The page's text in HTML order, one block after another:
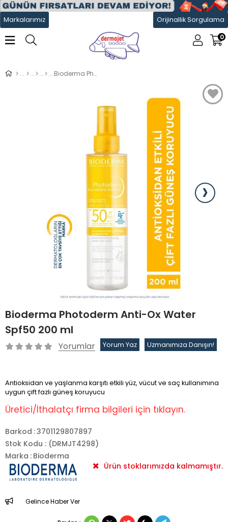
Markalarımız
Orijinallik Sorgulama
0
Bioderma Photoderm Anti-Ox Water Spf50 200 ml
›
Bioderma Photoderm Anti-Ox Water
Spf50 200 ml
Yorumlar Yorum Yaz Uzmanımıza Danışın!
Antioksidan ve yaşlanma karşıtı etkili yüz, vücut ve saç kullanımına
uygun çift fazlı güneş koruyucu
Üretici/İthalatçı firma bilgileri için tıklayın.
Barkod :3701129807897
Stok Kodu
(DRMJT4298)
Ürün stoklarımızda kalmamıştır.
Marka : Bioderma
Gelince Haber Ver